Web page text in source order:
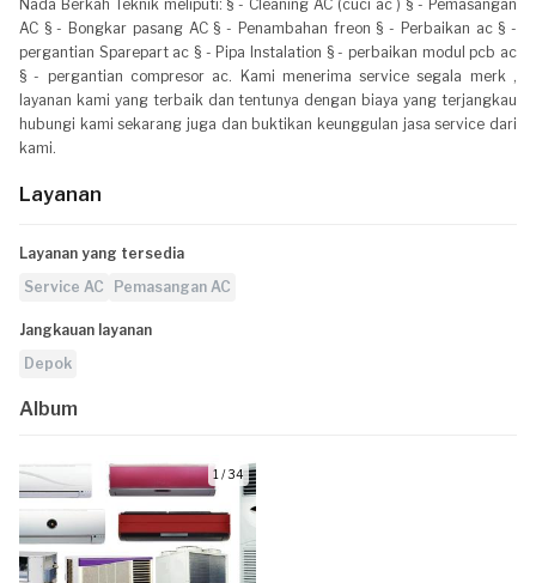
Nada Berkah Teknik meliputi: § - Cleaning AC (cuci ac ) § - Pemasangan
AC § - Bongkar pasang AC § - Penambahan freon § - Perbaikan ac § -
pergantian Sparepart ac § - Pipa Instalation § - perbaikan modul pcb ac
§ - pergantian compresor ac. Kami menerima service segala merk ,
layanan kami yang terbaik dan tentunya dengan biaya yang terjangkau
hubungi kami sekarang juga dan buktikan keunggulan jasa service dari
kami.
Layanan
Layanan yang tersedia
Service AC
Pemasangan AC
Jangkauan layanan
Depok
Album
1 / 34